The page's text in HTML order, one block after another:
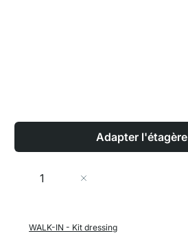
Adapter l'étagère
Quantité
WALK-IN - Kit dressing